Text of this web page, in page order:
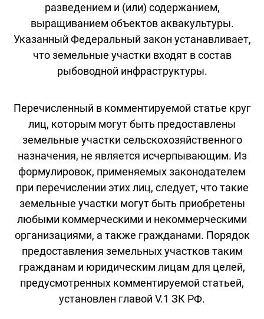
разведением и (или) содержанием,
выращиванием объектов аквакультуры.
Указанный Федеральный закон устанавливает,
что земельные участки входят в состав
рыбоводной инфраструктуры.
Перечисленный в комментируемой статье круг
лиц, которым могут быть предоставлены
земельные участки сельскохозяйственного
назначения, не является исчерпывающим. Из
формулировок, применяемых законодателем
при перечислении этих лиц, следует, что такие
земельные участки могут быть приобретены
любыми коммерческими и некоммерческими
организациями, а также гражданами. Порядок
предоставления земельных участков таким
гражданам и юридическим лицам для целей,
предусмотренных комментируемой статьей,
установлен главой V.1 ЗК РФ.